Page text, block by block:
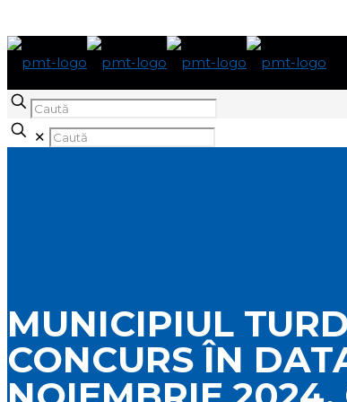
✕
Caută
MUNICIPIUL
CONCURS ÎN